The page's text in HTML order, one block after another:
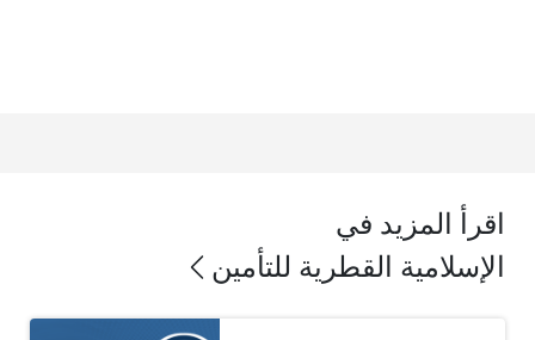
اقرأ المزيد في
الإسلامية القطرية للتأمين